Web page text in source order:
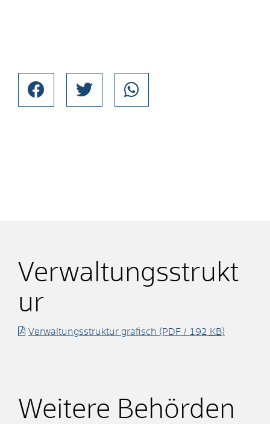
Verwaltungsstrukt
ur
Verwaltungsstruktur grafisch (PDF / 192 KB)
Weitere Behörden